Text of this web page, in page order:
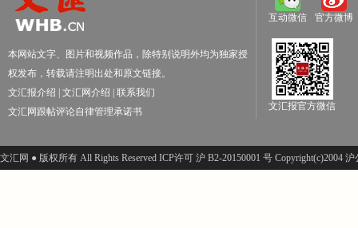
本网站文字、图片和视频作品，除特别说明外均为独家授
权发布，转载请注明出处和原文链接。
文汇报介绍
文汇网介绍
联系我们
文汇网跟帖评论自律管理承诺书
互动微信 官方微博
文汇报官方微信
文汇网 ● 版权所有 All Rights Reserved ICP许可 沪 B2-20150001 号 Copyright(c)2004